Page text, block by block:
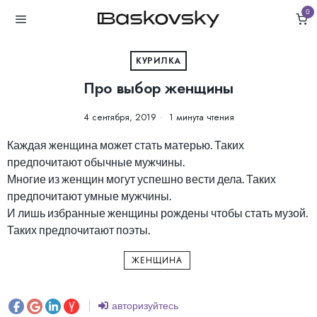
0
КУРИЛКА
Про выбор женщины
4 сентября, 2019 1 минута чтения
Каждая женщина может стать матерью. Таких
предпочитают обычные мужчины.
Многие из женщин могут успешно вести дела. Таких
предпочитают умные мужчины.
И лишь избранные женщины рождены чтобы стать музой.
Таких предпочитают поэты.
ЖЕНЩИНА
авторизуйтесь